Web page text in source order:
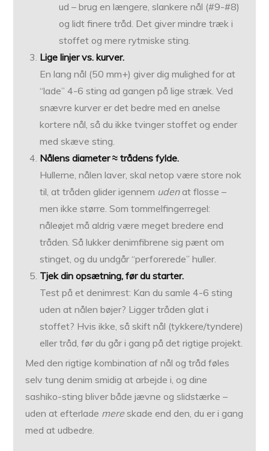
ud – brug en længere, slankere nål (#9-#8)
og lidt finere tråd. Det giver mindre træk i
stoffet og mere rytmiske sting.
Lige linjer vs. kurver.
En lang nål (50 mm+) giver dig mulighed for at
“lade” 4-6 sting ad gangen på lige stræk. Ved
snævre kurver er det bedre med en anelse
kortere nål, så du ikke tvinger stoffet og ender
med skæve sting.
Nålens diameter ≈ trådens fylde.
Hullerne, nålen laver, skal netop være store nok
til, at tråden glider igennem udenat flosse –
men ikke større. Som tommelfingerregel:
nåleøjet må aldrig være meget bredere end
tråden. Så lukker denimfibrene sig pænt om
stinget, og du undgår “perforerede” huller.
Tjek din opsætning, før du starter.
Test på et denimrest: Kan du samle 4-6 sting
uden at nålen bøjer? Ligger tråden glat i
stoffet? Hvis ikke, så skift nål (tykkere/tyndere)
eller tråd, før du går i gang på det rigtige projekt.
Med den rigtige kombination af nål og tråd føles
selv tung denim smidig at arbejde i, og dine
sashiko-sting bliver både jævne og slidstærke –
uden at efterlade mereskade end den, du er i gang
med at udbedre.